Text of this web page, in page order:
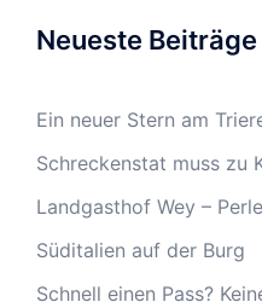
Neueste Beiträge
Ein neuer Stern am
Schreckenstat muss zu
Landgasthof Wey –
Süditalien auf der Burg
Schnell einen Pass?